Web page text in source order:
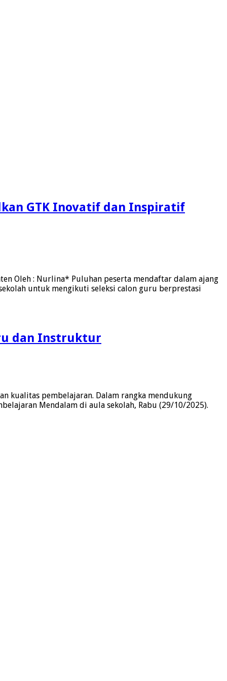
GTK Inovatif dan Inspiratif
Oleh : Nurlina* Puluhan peserta mendaftar dalam ajang
untuk mengikuti seleksi calon guru berprestasi
dan Instruktur
kualitas pembelajaran. Dalam rangka mendukung
Mendalam di aula sekolah, Rabu (29/10/2025).